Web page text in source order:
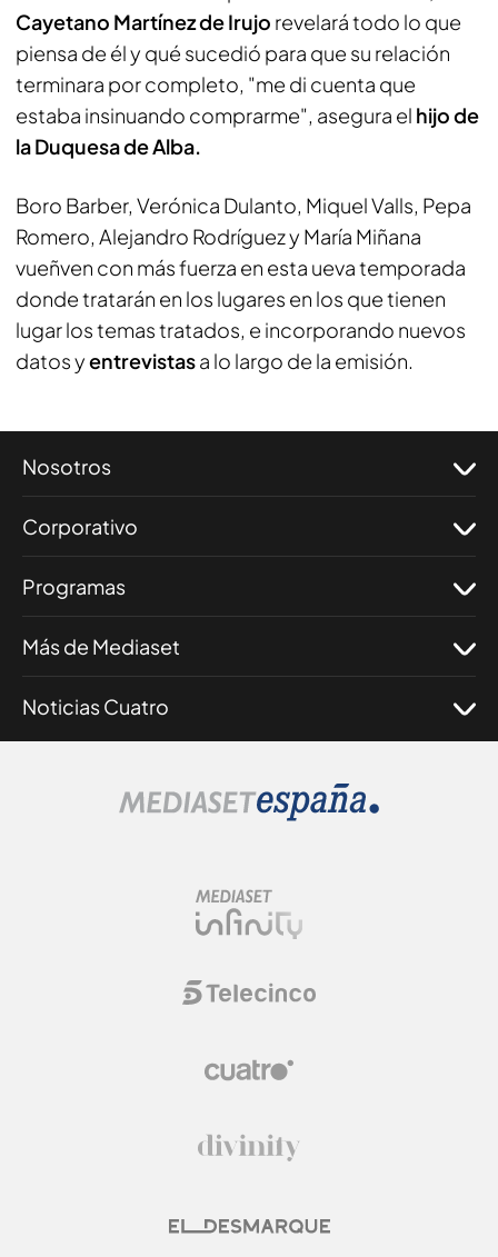
Cayetano Martínez de Irujo revelará todo lo que
piensa de él y qué sucedió para que su relación
terminara por completo, "me di cuenta que
estaba insinuando comprarme", asegura el hijo de
la Duquesa de Alba.
Boro Barber, Verónica Dulanto, Miquel Valls, Pepa
Romero, Alejandro Rodríguez y María Miñana
vueñven con más fuerza en esta ueva temporada
donde tratarán en los lugares en los que tienen
lugar los temas tratados, e incorporando nuevos
datos yentrevistasa lo largo de la emisión.
Nosotros
Corporativo
Programas
Más de Mediaset
Noticias Cuatro